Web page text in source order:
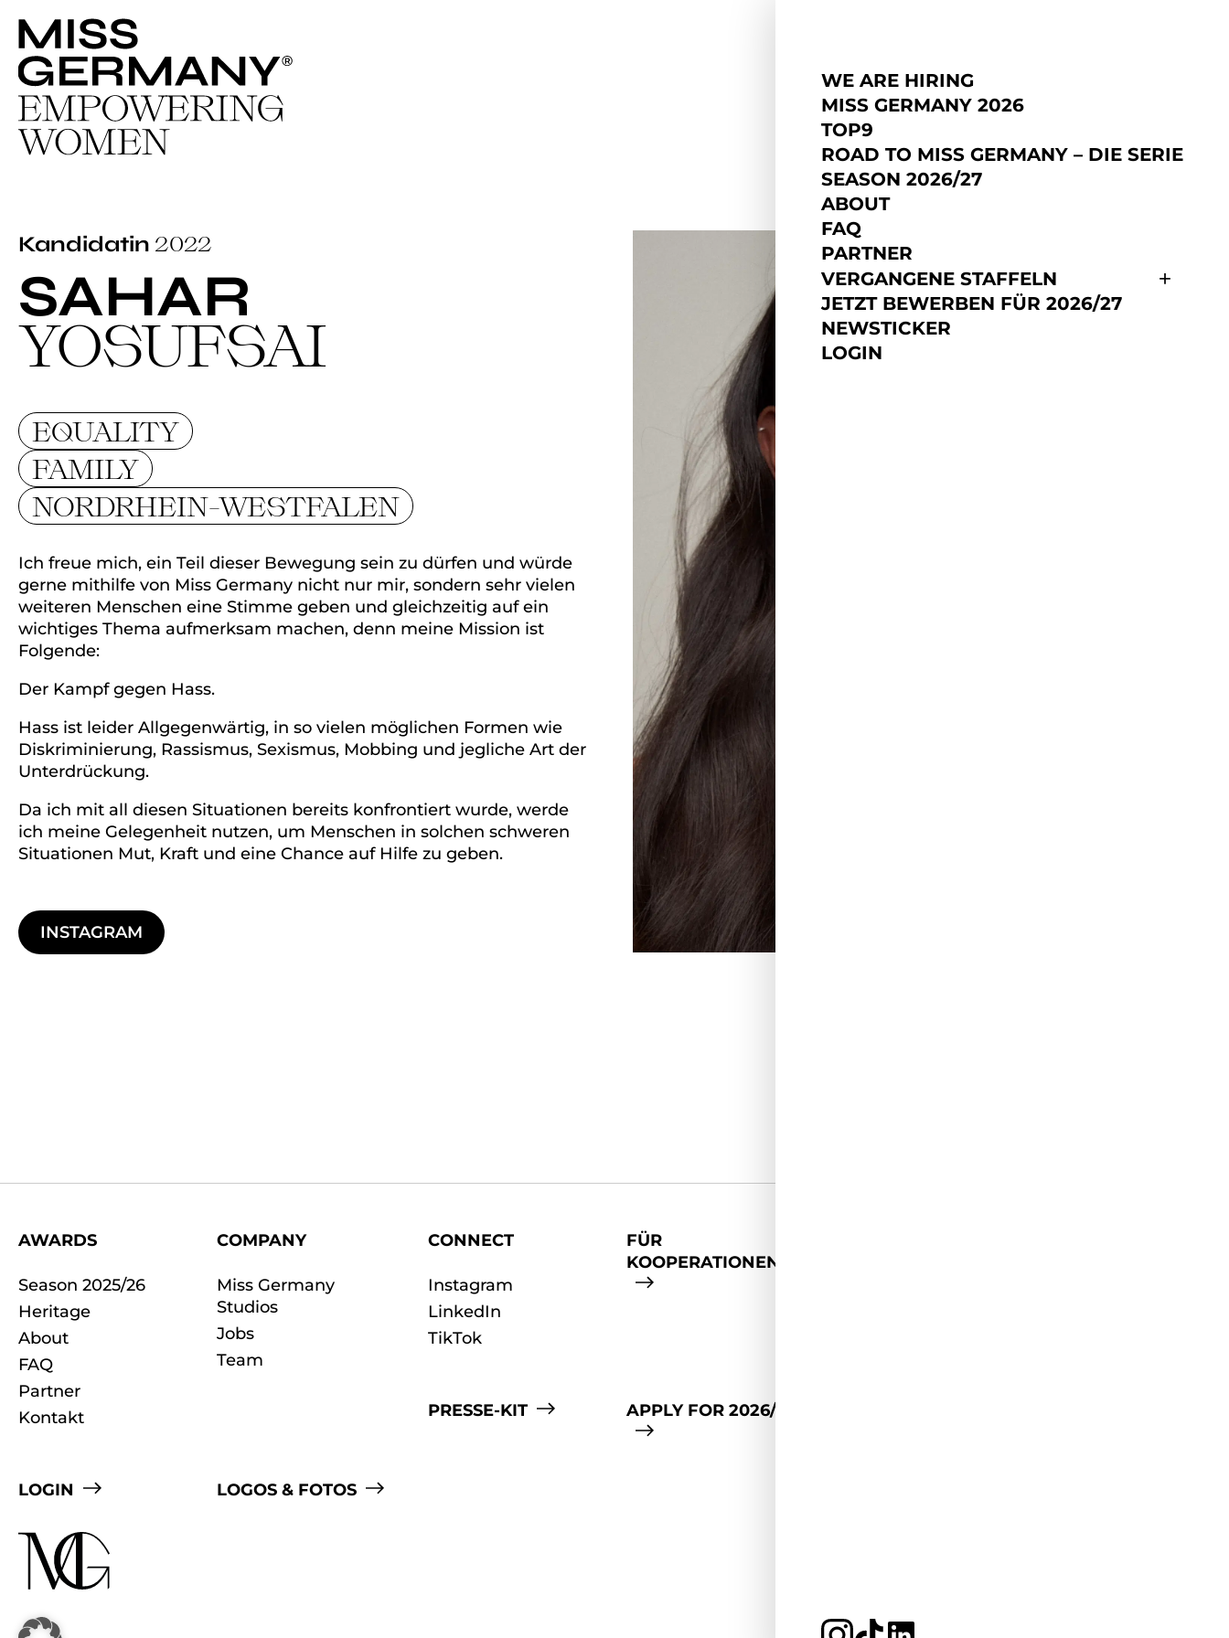
WE ARE HIRING
MISS GERMANY 2026
TOP9
ROAD TO MISS GERMANY – DIE SERIE
SEASON 2026/27
ABOUT
FAQ
PARTNER
VERGANGENE STAFFELN
JETZT BEWERBEN FÜR 2026/27
NEWSTICKER
LOGIN
Kandidatin 2022
SAHAR
YOSUFSAI
EQUALITY
FAMILY
NORDRHEIN-WESTFALEN
Ich freue mich, ein Teil dieser Bewegung sein zu dürfen und würde
gerne mithilfe von Miss Germany nicht nur mir, sondern sehr vielen
weiteren Menschen eine Stimme geben und gleichzeitig auf ein
wichtiges Thema aufmerksam machen, denn meine Mission ist
Folgende:
Der Kampf gegen Hass.
Hass ist leider Allgegenwärtig, in so vielen möglichen Formen wie
Diskriminierung, Rassismus, Sexismus, Mobbing und jegliche Art der
Unterdrückung.
Da ich mit all diesen Situationen bereits konfrontiert wurde, werde
ich meine Gelegenheit nutzen, um Menschen in solchen schweren
Situationen Mut, Kraft und eine Chance auf Hilfe zu geben.
INSTAGRAM
AWARDS
Season 2025/26
Heritage
About
FAQ
Partner
Kontakt
COMPANY
Miss Germany
Studios
Jobs
Team
LOGIN LOGOS & FOTOS
CONNECT
Instagram
LinkedIn
TikTok
FÜR
KOOPERATIONEN
PRESSE-KIT APPLY FOR 2026/27